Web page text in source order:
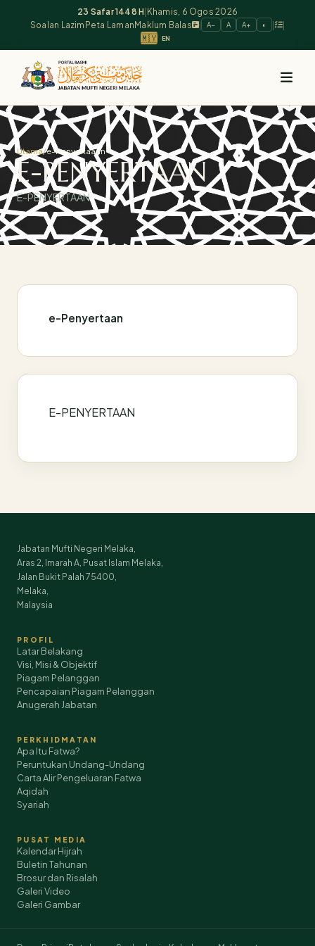
23 Safar 1448 H Khamis, 6 Ogos 2026
Soalan Lazim Peta LamanMaklum Balas | A− A A+ ◐ | |
🇲🇾 EN
Utama/e-Penyertaaan
E-PENYERTAAN
E-PENYERTAAN
e-Penyertaan
E-PENYERTAAN
Jabatan Mufti Negeri Melaka,
Aras 2, Imarah A, Pusat Islam Melaka,
Jalan Bukit Palah 75400,
Melaka,
Malaysia
PROFIL
Latar Belakang
Visi, Misi & Objektif
Piagam Pelanggan
Pencapaian Piagam Pelanggan
Anugerah Jabatan
PERKHIDMATAN
Apa Itu Fatwa?
Peruntukan Undang-Undang
Carta Alir Pengeluaran Fatwa
Aqidah
Syariah
PUSAT MEDIA
Kalendar Hijrah
Buletin Tahunan
Brosur dan Risalah
Galeri Video
Galeri Gambar